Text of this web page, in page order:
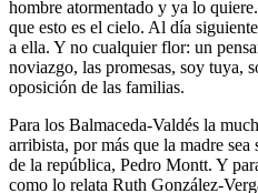
hombre atormentado y ya lo
que esto es el cielo. Al día
a ella. Y no cualquier flor: un
noviazgo, las promesas, soy tuya,
oposición de las familias.
Para los Balmaceda-Valdés la
arribista, por más que la madre
de la república, Pedro Montt. Y
como lo relata Ruth González-